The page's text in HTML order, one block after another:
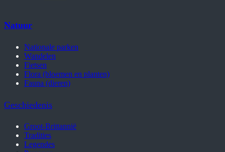
Natuur
Nationale parken
Wandelen
Fietsen
Flora (bloemen en planten)
Fauna (dieren)
Geschiedenis
Groot-Brittannië
Tradities
Legendes